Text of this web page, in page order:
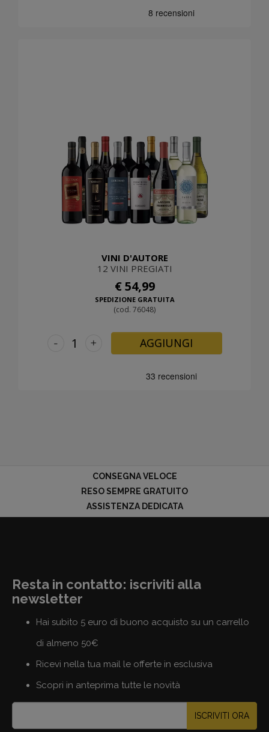
VINI D'AUTORE
12 VINI PREGIATI
€ 54,99
SPEDIZIONE GRATUITA
(cod. 76048)
+
- AGGIUNGI
CONSEGNA VELOCE
RESO SEMPRE GRATUITO
ASSISTENZA DEDICATA
Resta in contatto: iscriviti alla
newsletter
Hai subito 5 euro di buono acquisto su un carrello
di almeno 50€
Ricevi nella tua mail le offerte in esclusiva
Scopri in anteprima tutte le novità
ISCRIVITI ORA